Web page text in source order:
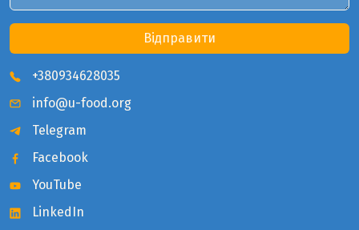
+380934628035
info@u-food.org
Telegram
Facebook
YouTube
LinkedIn
Відправити